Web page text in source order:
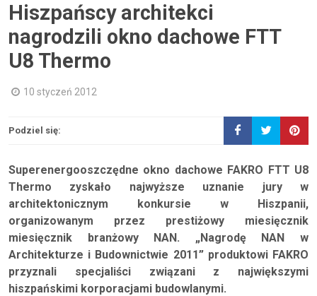
Hiszpańscy architekci
nagrodzili okno dachowe FTT
U8 Thermo
10 styczeń 2012
Podziel się:
Superenergooszczędne okno dachowe FAKRO FTT U8
Thermo zyskało najwyższe uznanie jury w
architektonicznym konkursie w Hiszpanii,
organizowanym przez prestiżowy miesięcznik
miesięcznik branżowy NAN. „Nagrodę NAN w
Architekturze i Budownictwie 2011” produktowi FAKRO
przyznali specjaliści związani z największymi
hiszpańskimi korporacjami budowlanymi.